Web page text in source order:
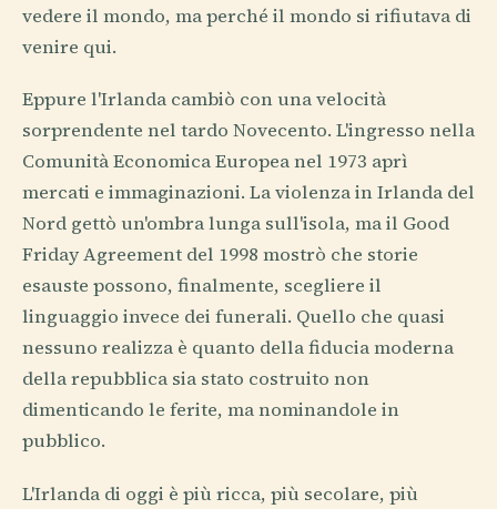
vedere il mondo, ma perché il mondo si rifiutava di
venire qui.
Eppure l'Irlanda cambiò con una velocità
sorprendente nel tardo Novecento. L'ingresso nella
Comunità Economica Europea nel 1973 aprì
mercati e immaginazioni. La violenza in Irlanda del
Nord gettò un'ombra lunga sull'isola, ma il Good
Friday Agreement del 1998 mostrò che storie
esauste possono, finalmente, scegliere il
linguaggio invece dei funerali. Quello che quasi
nessuno realizza è quanto della fiducia moderna
della repubblica sia stato costruito non
dimenticando le ferite, ma nominandole in
pubblico.
L'Irlanda di oggi è più ricca, più secolare, più